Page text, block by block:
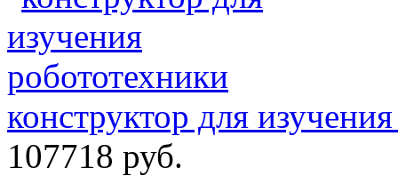
конструктор для
107718 руб.